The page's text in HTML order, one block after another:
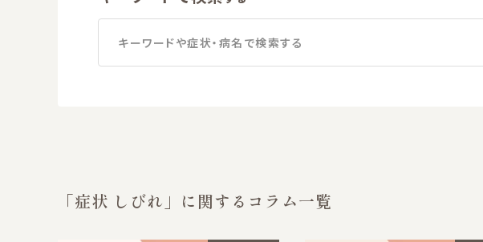
キーワードや症状・病名で検索する
「症状 しびれ」に関するコラム一覧